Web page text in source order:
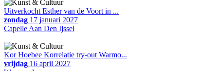
Uitverkocht Esther van de Voort in ...
zondag 17 januari 2027
Capelle Aan Den Ijssel
Kor Hoebee Korrelatie try-out Warmo...
vrijdag 16 april 2027